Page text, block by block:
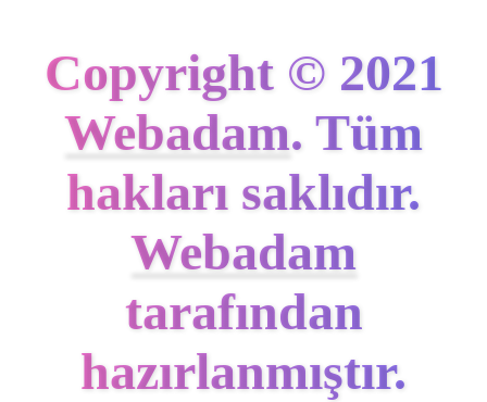
Copyright © 2021
Webadam. Tüm
hakları saklıdır.
Webadam
tarafından
hazırlanmıştır.